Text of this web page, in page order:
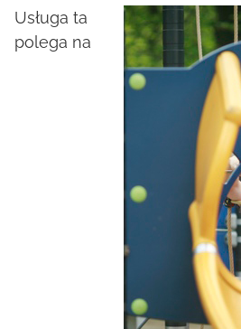
Usługa ta
polega na